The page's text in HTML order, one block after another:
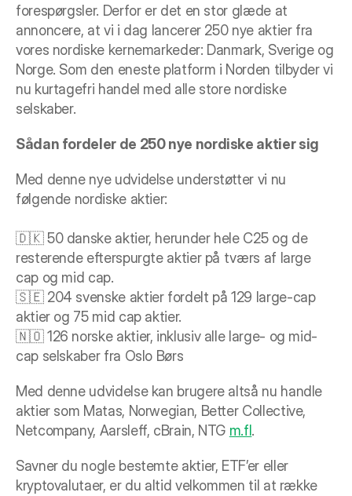
forespørgsler. Derfor er det en stor glæde at
annoncere, at vi i dag lancerer 250 nye aktier fra
vores nordiske kernemarkeder: Danmark, Sverige og
Norge. Som den eneste platform i Norden tilbyder vi
nu kurtagefri handel med alle store nordiske
selskaber.
Sådan fordeler de 250 nye nordiske aktier sig
Med denne nye udvidelse understøtter vi nu
følgende nordiske aktier:
🇩🇰 50 danske aktier, herunder hele C25 og de
resterende efterspurgte aktier på tværs af large
cap og mid cap.
🇸🇪 204 svenske aktier fordelt på 129 large-cap
aktier og 75 mid cap aktier.
🇳🇴 126 norske aktier, inklusiv alle large- og mid-
cap selskaber fra Oslo Børs
Med denne udvidelse kan brugere altså nu handle
aktier som Matas, Norwegian, Better Collective,
Netcompany, Aarsleff, cBrain, NTG m.fl .
Savner du nogle bestemte aktier, ETF’er eller
kryptovalutaer, er du altid velkommen til at række